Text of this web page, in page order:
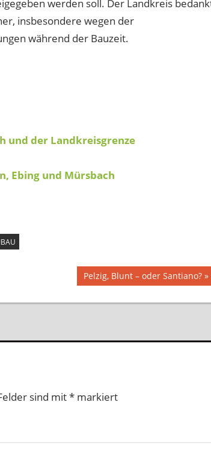
werden soll. Der Landkreis
insbesondere wegen der
während der Bauzeit.
und der Landkreisgrenze
Ebing und Mürsbach
Nächster
Beitrag:
Pelzig, Blunt – oder Santiano?
sind mit*markiert